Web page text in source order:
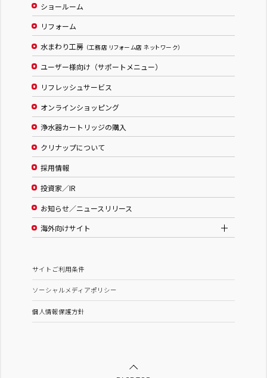
ショールーム
リフォーム
水まわり工房 （工務店 リフォーム店 ネットワーク）
ユーザー様向け（サポートメニュー）
リフレッシュサービス
オンラインショッピング
浄水器カートリッジの購入
クリナップについて
採用情報
投資家／IR
お知らせ／ニュースリリース
海外向けサイト
サイトご利用条件
ソーシャルメディアポリシー
個人情報保護方針